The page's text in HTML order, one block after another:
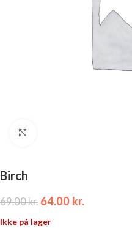
Birch
69.00kr. 64.00 kr.
Ikke på lager